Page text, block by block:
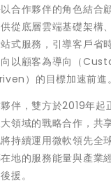
合作夥伴的角色結合
從底層雲端基礎架構
式服務，引導客戶省
以顧客為導向（
）的目標加速前進。
伴，雙方於2019年起
領域的戰略合作，共
持續運用微軟領先全
地的服務能量與產業
援。